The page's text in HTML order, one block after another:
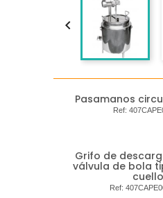

Pasamanos
Ref:
Grifo de
válvula de bola
Ref: